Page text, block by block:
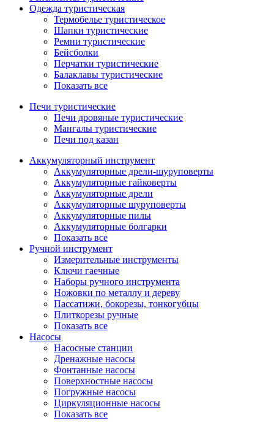
Одежда туристическая
Термобелье туристическое
Шапки туристические
Ремни туристические
Бейсболки
Перчатки туристические
Балаклавы туристические
Показать все
Печи туристические
Печи дровяные туристические
Мангалы туристические
Печи под казан
Аккумуляторный инструмент
Аккумуляторные дрели-шуруповерты
Аккумуляторные гайковерты
Аккумуляторные дрели
Аккумуляторные шуруповерты
Аккумуляторные пилы
Аккумуляторные болгарки
Показать все
Ручной инструмент
Измерительные инструменты
Ключи гаечные
Наборы ручного инструмента
Ножовки по металлу и дереву
Пассатижи, бокорезы, тонкогубцы
Плиткорезы ручные
Показать все
Насосы
Насосные станции
Дренажные насосы
Фонтанные насосы
Поверхностные насосы
Погружные насосы
Циркуляционные насосы
Показать все